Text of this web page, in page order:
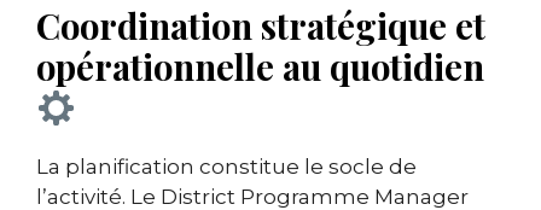
Coordination stratégique et
opérationnelle au quotidien
La planification constitue le socle de
l’activité. Le District Programme Manager